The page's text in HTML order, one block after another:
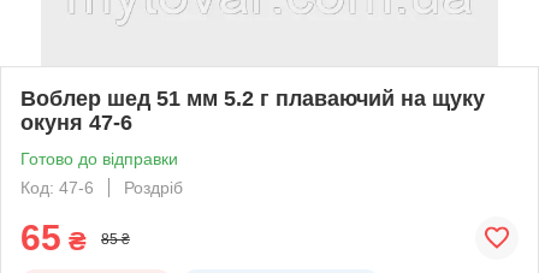
Воблер шед 51 мм 5.2 г плаваючий на щуку
окуня 47-6
Готово до відправки
Код: 47-6
Роздріб
65 ₴ 85 ₴